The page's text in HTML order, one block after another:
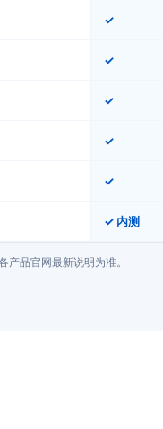
✓
✓
✓
✓
✓
✓ 内测
品官网最新说明为准。